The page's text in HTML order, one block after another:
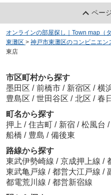
ペー
オンラインの部屋探し｜Town map（
東灘区 > 神戸市東灘区のコンビニエン
東店
市区町村から探す
墨田区 / 前橋市 / 新宿区 / 横
豊島区 / 世田谷区 / 北区 / 春
町名から探す
押上 / 住吉町 / 新宿 / 松風台 /
船橋 / 豊島 / 備後東
路線から探す
東武伊勢崎線 / 京成押上線 /
東武亀戸線 / 都営大江戸線 /
都電荒川線 / 都営新宿線